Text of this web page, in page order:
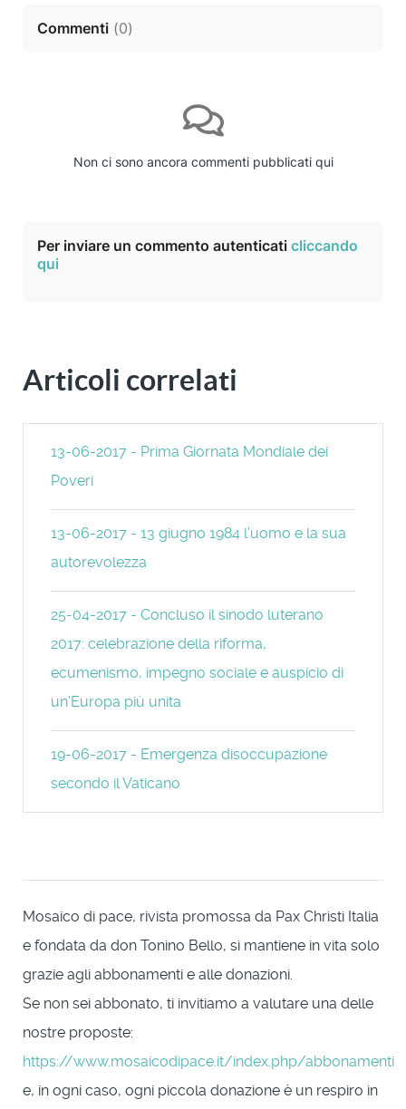
Commenti (0)
Non ci sono ancora commenti pubblicati qui
Per inviare un commento autenticati cliccando
qui
Articoli correlati
13-06-2017 - Prima Giornata Mondiale dei
Poveri
13-06-2017 - 13 giugno 1984 l’uomo e la sua
autorevolezza
25-04-2017 - Concluso il sinodo luterano
2017: celebrazione della riforma,
ecumenismo, impegno sociale e auspicio di
un’Europa più unita
19-06-2017 - Emergenza disoccupazione
secondo il Vaticano
Mosaico di pace, rivista promossa da Pax Christi Italia
e fondata da don Tonino Bello, si mantiene in vita solo
grazie agli abbonamenti e alle donazioni.
Se non sei abbonato, ti invitiamo a valutare una delle
nostre proposte:
https://www.mosaicodipace.it/index.php/abbonamenti
e, in ogni caso, ogni piccola donazione è un respiro in